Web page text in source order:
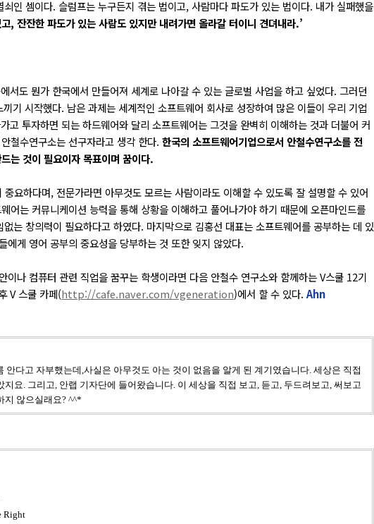
인 셈이다. 슬럼프는 누구든지 겪는 법이고, 사람마다 파도가 있는 법이다. 내가 실패했을
, 잔잔한 파도가 있는 사람도 있지만 내려가면 올라갈 터이니 견뎌내라.’
서도 뭔가 한국에서 만들어져 세계로 나아갈 수 있는 글로벌 사업을 하고 싶었다. 그러던
기 시작했다. 남은 과제는 세계적인 소프트웨어 회사로 성장하여 많은 이들이 우리 기업
고 투자하면 되는 하드웨어와 달리 소프트웨어는 그것을 완벽히 이해하는 것과 더불어 커
철수연구소는 선구자라고 생각 한다. 한국의 소프트웨어기업으로서 안철수연구소를 전
는 것이 필요이자 목표이며 꿈이다.
요하다며, 전문가라면 아무것도 모르는 사람이라도 이해할 수 있도록 잘 설명할 수 있어
어는 커뮤니케이션 능력을 통해 상황을 이해하고 풀어나가야 하기 때문에 오픈마인드를
는 창의력이 필요하다고 하였다. 마지막으로 김홍선 대표는 소프트웨어를 공부하는 데 있
게 영어 공부의 중요성을 당부하는 것 또한 잊지 않았다.
나 컴퓨터 관련 직업을 꿈꾸는 학생이라면 다음 안철수 연구소와 함께하는 V스쿨 12기
V 스쿨 카페(http://cafe.naver.com/vgeneration)에서 할 수 있다. Ahn
안다고 자부했는데, 사실은 아무것도 아는 것이 없음을 알게 된 계기였습니다. 세상은 직접
지요.
그리고, 안랩 기자단에 들어왔습니다. 이 세상을 직접 보고, 듣고, 두드려보고, 써보고
지 않으실래요? ^^*
Right